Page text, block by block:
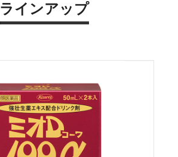
ラインアップ